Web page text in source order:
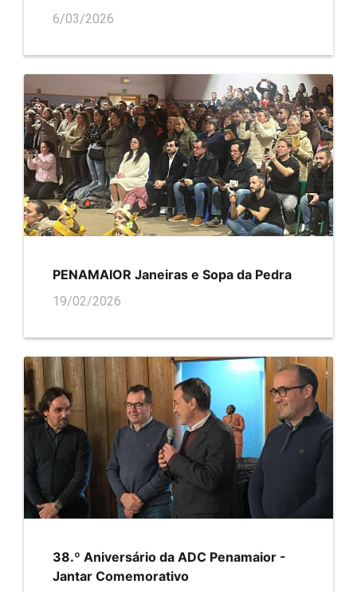
6/03/2026
PENAMAIOR Janeiras e Sopa da Pedra
19/02/2026
38.º Aniversário da ADC Penamaior -
Jantar Comemorativo